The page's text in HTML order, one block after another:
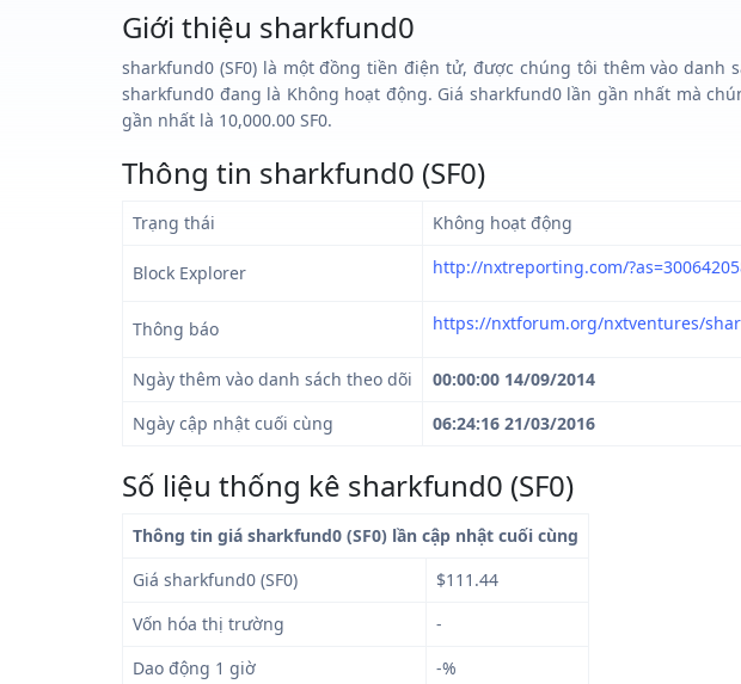
Giới thiệu sharkfund0
sharkfund0 (SF0) là một đồng tiền điện tử, được chúng tôi thêm vào danh
sharkfund0 đang là Không hoạt động. Giá sharkfund0 lần gần nhất mà
gần nhất là 10,000.00 SF0.
Thông tin sharkfund0 (SF0)
Trạng thái Không hoạt động
Block Explorer http://nxtreporting.com/
Thông báo https://nxtforum.org/nxtventures/
Ngày thêm vào danh sách theo dõi
00:00:00 14/09/2014
Ngày cập nhật cuối cùng
06:24:16 21/03/2016
Số liệu thống kê sharkfund0 (SF0)
Thông tin giá sharkfund0 (SF0) lần cập nhật cuối cùng
Giá sharkfund0 (SF0)
$111.44
Vốn hóa thị trường
-
Dao động 1 giờ
-%